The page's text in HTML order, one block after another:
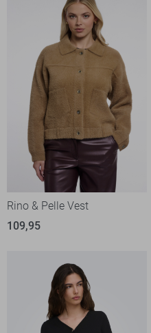
Rino & Pelle Vest
109,95